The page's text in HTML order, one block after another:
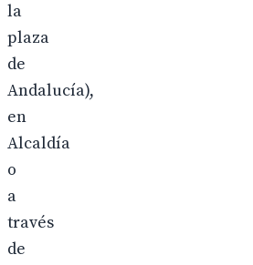
la
plaza
de
Andalucía),
en
Alcaldía
o
a
través
de